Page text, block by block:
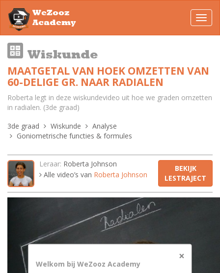
WeZooz
Academy
Wiskunde
MAATGETAL VAN HOEK OMZETTEN VAN
60-DELIGE GR. NAAR RADIALEN
Roberta legt in deze wiskundevideo uit hoe we graden omzetten
in radialen. (3de graad)
3de graad
Wiskunde
Analyse
Goniometrische functies & formules
Leraar: Roberta Johnson
Alle video’s van Roberta Johnson
BEKIJK
LESTRAJECT
×
Welkom bij WeZooz Academy